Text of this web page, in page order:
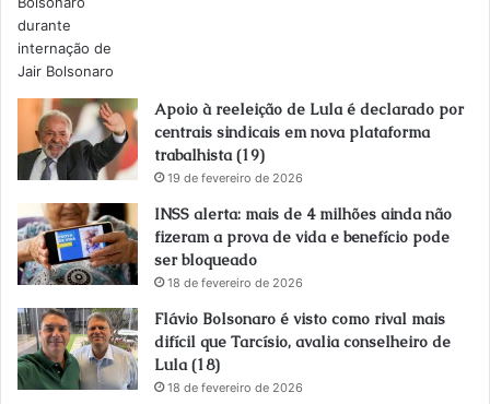
Apoio à reeleição de Lula é declarado por
centrais sindicais em nova plataforma
trabalhista (19)
19 de fevereiro de 2026
INSS alerta: mais de 4 milhões ainda não
fizeram a prova de vida e benefício pode
ser bloqueado
18 de fevereiro de 2026
Flávio Bolsonaro é visto como rival mais
difícil que Tarcísio, avalia conselheiro de
Lula (18)
18 de fevereiro de 2026